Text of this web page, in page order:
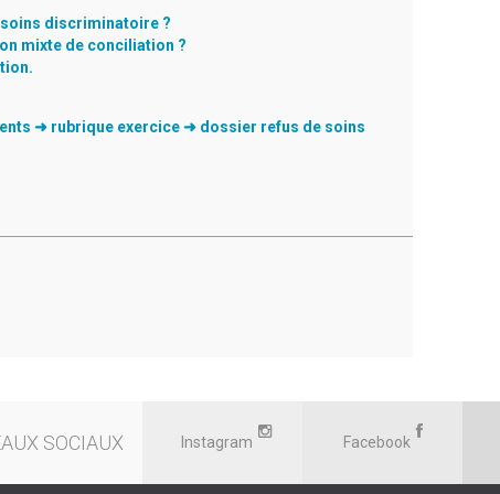
soins discriminatoire ?
mixte de conciliation ?
➜ rubrique exercice ➜ dossier refus de soins
SOCIAUX Instagram Facebook